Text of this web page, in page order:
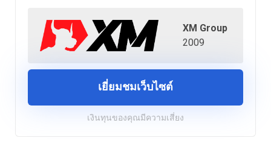
XM Group
2009
เยี่ยมชมเว็บไซต์
เงินทุนของคุณมีความเสี่ยง